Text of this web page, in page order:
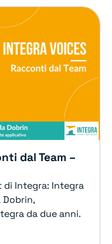
dal Team –
Integra: Integra
Dobrin,
da due anni.